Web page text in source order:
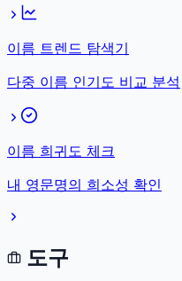
이름 트렌드 탐색기
다중 이름 인기도 비교 분석
이름 희귀도 체크
내 영문명의 희소성 확인
도구